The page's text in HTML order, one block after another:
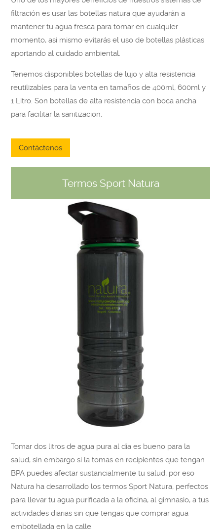
filtración es usar las botellas natura que ayudarán a
mantener tu agua fresca para tomar en cualquier
momento, asi mismo evitarás el uso de botellas plásticas
aportando al cuidado ambiental.
Tenemos disponibles botellas de lujo y alta resistencia
reutilizables para la venta en tamaños de 400ml, 600ml y
1 Litro. Son botellas de alta resistencia con boca ancha
para facilitar la sanitizacion.
Contáctenos
Termos Sport Natura
Tomar dos litros de agua pura al día es bueno para la
salud, sin embargo si la tomas en recipientes que tengan
BPA puedes afectar sustancialmente tu salud, por eso
Natura ha desarrollado los termos Sport Natura, perfectos
para llevar tu agua purificada a la oficina, al gimnasio, a tus
actividades diarias sin que tengas que comprar agua
embotellada en la calle.